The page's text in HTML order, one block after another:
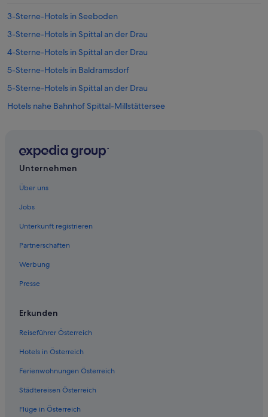
3-Sterne-Hotels in Seeboden
3-Sterne-Hotels in Spittal an der Drau
4-Sterne-Hotels in Spittal an der Drau
5-Sterne-Hotels in Baldramsdorf
5-Sterne-Hotels in Spittal an der Drau
Hotels nahe Bahnhof Spittal-Millstättersee
Hütten in Baldramsdorf
Pensionen in Gemeinde Mallnitz
Pousadas in Gemeinde Mallnitz
Wohnungen in Gemeinde Mallnitz
Hotels nahe Goldeckbahn
Haustierfreundliche in Lendorf
Luxus in Lendorf
Lendorf Hotels
Hütten in Lendorf
Unternehmen
Über uns
Jobs
Unterkunft registrieren
Partnerschaften
Werbung
Presse
Erkunden
Reiseführer Österreich
Hotels in Österreich
Ferienwohnungen Österreich
Städtereisen Österreich
Flüge in Österreich